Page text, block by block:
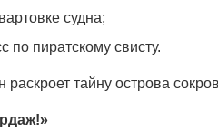
судна;
по пиратскому свисту.
тайну острова